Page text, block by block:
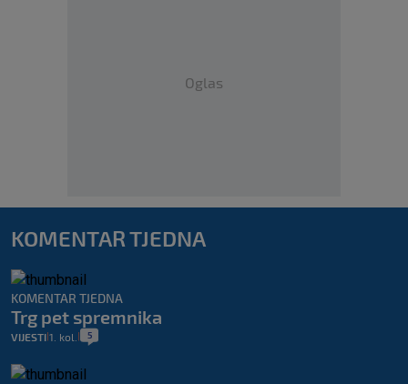
Oglas
KOMENTAR TJEDNA
KOMENTAR TJEDNA
Trg pet spremnika
VIJESTI 1. kol. 5